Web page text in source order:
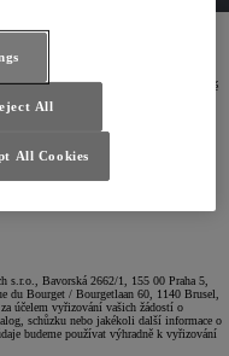
obsahu včetně nejnovějších zpráv,
se k odběru novinek e-mailem o nové
s.r.o., Bavorská 2662/1, 155 00 Praha 5,
du Bourget / Bourgetlaan 60, 1140 Brusel,
účelem vyřizování vašich žádostí o
schůzku nebo jakékoli další informace o
budeme používat výhradně k vyřizování
All
All Cookies